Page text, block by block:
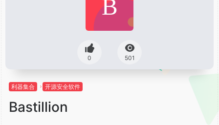
0 501
利器集合 开源安全软件
Bastillion